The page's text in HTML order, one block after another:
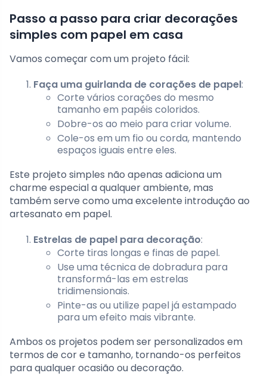
Passo a passo para criar decorações
simples com papel em casa
Vamos começar com um projeto fácil:
Faça uma guirlanda de corações de papel:
Corte vários corações do mesmo
tamanho em papéis coloridos.
Dobre-os ao meio para criar volume.
Cole-os em um fio ou corda, mantendo
espaços iguais entre eles.
Este projeto simples não apenas adiciona um
charme especial a qualquer ambiente, mas
também serve como uma excelente introdução ao
artesanato em papel.
Estrelas de papel para decoração:
Corte tiras longas e finas de papel.
Use uma técnica de dobradura para
transformá-las em estrelas
tridimensionais.
Pinte-as ou utilize papel já estampado
para um efeito mais vibrante.
Ambos os projetos podem ser personalizados em
termos de cor e tamanho, tornando-os perfeitos
para qualquer ocasião ou decoração.